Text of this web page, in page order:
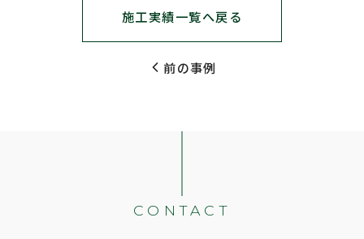
前の事例
施工実績一覧へ戻る
CONTACT